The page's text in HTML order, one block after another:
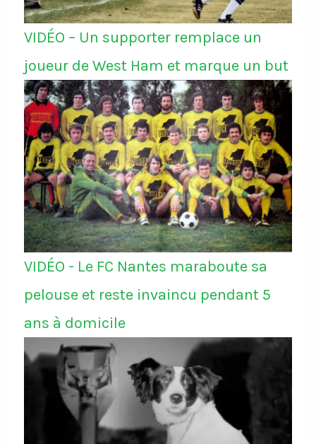
VIDÉO – Un supporter remplace un
joueur de West Ham et marque un but
VIDÉO - Le FC Nantes maraboute sa
pelouse et reste invaincu pendant 5
ans à domicile